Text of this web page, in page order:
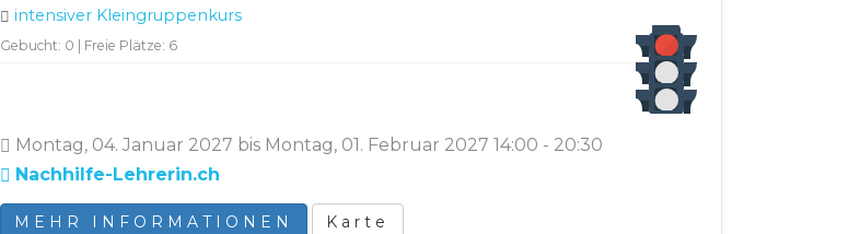
intensiver Kleingruppenkurs
Gebucht: 0 | Freie Plätze: 6
Montag, 04. Januar 2027 bis Montag, 01. Februar 2027 14:00 - 20:30
Nachhilfe-Lehrerin.ch
MEHR INFORMATIONEN Karte